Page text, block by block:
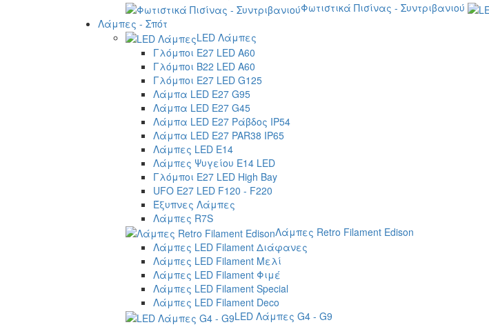
Φωτιστικά Πισίνας - Συντριβανιού
Λάμπες - Σπότ
LED Λάμπες
Γλόμποι E27 LED A60
Γλόμποι B22 LED A60
Γλόμποι E27 LED G125
Λάμπα LED E27 G95
Λάμπα LED E27 G45
Λάμπα LED E27 Ράβδος IP54
Λάμπα LED E27 PAR38 IP65
Λάμπες LED E14
Λάμπες Ψυγείου E14 LED
Γλόμποι E27 LED High Bay
UFO E27 LED F120 - F220
Έξυπνες Λάμπες
Λάμπες R7S
Λάμπες Retro Filament Edison
Λάμπες LED Filament Διάφανες
Λάμπες LED Filament Μελί
Λάμπες LED Filament Φιμέ
Λάμπες LED Filament Special
Λάμπες LED Filament Deco
LED Λάμπες G4 - G9